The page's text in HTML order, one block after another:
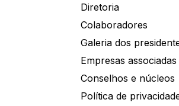
Diretoria
Colaboradores
Galeria dos
Empresas associadas
Conselhos e núcleos
Política de